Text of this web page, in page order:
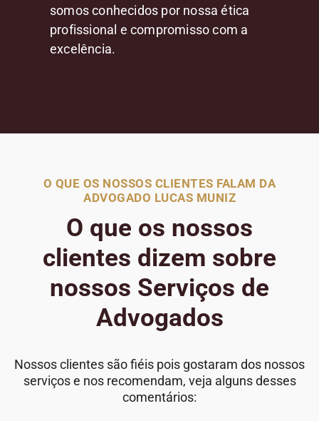
somos conhecidos por nossa ética
profissional e compromisso com a
excelência.
O QUE OS NOSSOS CLIENTES FALAM DA
ADVOGADO LUCAS MUNIZ
O que os nossos
clientes dizem sobre
nossos Serviços de
Advogados
Nossos clientes são fiéis pois gostaram dos nossos
serviços e nos recomendam, veja alguns desses
comentários: